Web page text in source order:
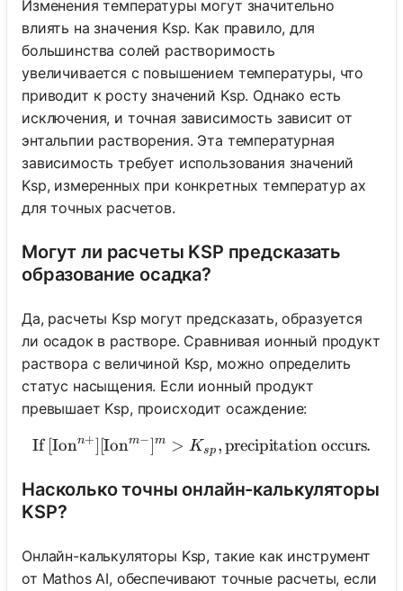
Изменения температуры могут значительно
влиять на значения Ksp. Как правило, для
большинства солей растворимость
увеличивается с повышением температуры, что
приводит к росту значений Ksp. Однако есть
исключения, и точная зависимость зависит от
энтальпии растворения. Эта температурная
зависимость требует использования значений
Ksp, измеренных при конкретных температур ах
для точных расчетов.
Могут ли расчеты KSP предсказать
образование осадка?
Да, расчеты Ksp могут предсказать, образуется
ли осадок в растворе. Сравнивая ионный продукт
раствора с величиной Ksp, можно определить
статус насыщения. Если ионный продукт
превышает Ksp, происходит осаждение:
\text{If }
If [Ionn+] [Ionm−]m > Ksp ,precipitation occurs.
Насколько точны онлайн-калькуляторы
KSP?
Онлайн-калькуляторы Ksp, такие как инструмент
от Mathos AI, обеспечивают точные расчеты, если